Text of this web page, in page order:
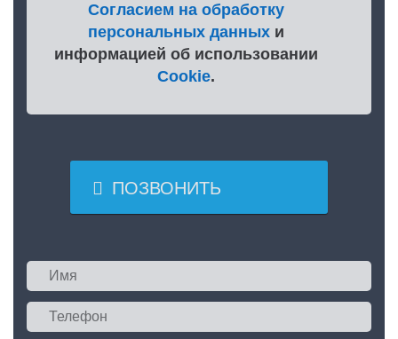
Согласием на обработку
персональных данныхи
информацией об использовании
Cookie.
 ПОЗВОНИТЬ